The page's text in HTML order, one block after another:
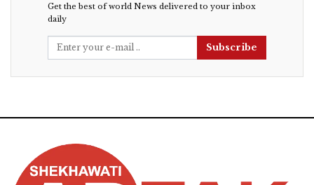
Get the best of world News delivered to your inbox
daily
Subscribe